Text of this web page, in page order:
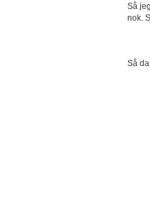
Så
nok.
Så